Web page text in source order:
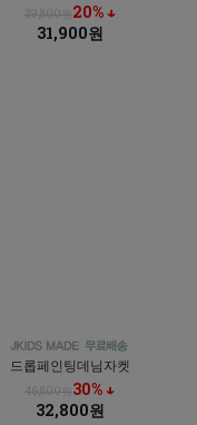
39,800원 20% ↓
31,900원
드롭페인팅데님자켓
46,800원30% ↓
32,800원